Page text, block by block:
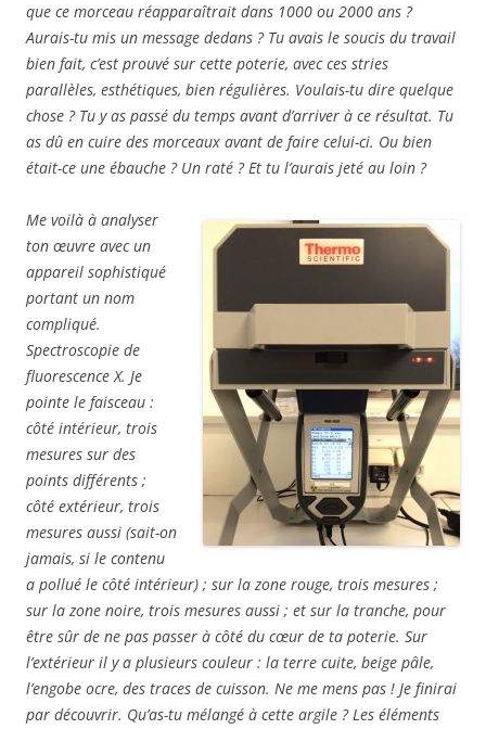
que ce morceau réapparaîtrait dans 1000 ou 2000 ans ?
Aurais-tu mis un message dedans ? Tu avais le soucis du travail
bien fait, c’est prouvé sur cette poterie, avec ces stries
parallèles, esthétiques, bien régulières. Voulais-tu dire quelque
chose ? Tu y as passé du temps avant d’arriver à ce résultat. Tu
as dû en cuire des morceaux avant de faire celui-ci. Ou bien
était-ce une ébauche ? Un raté ? Et tu l’aurais jeté au loin ?
Me voilà à analyser
ton œuvre avec un
appareil sophistiqué
portant un nom
compliqué.
Spectroscopie de
fluorescence X. Je
pointe le faisceau :
côté intérieur, trois
mesures sur des
points différents ;
côté extérieur, trois
mesures aussi (sait-on
jamais, si le contenu
a pollué le côté intérieur) ; sur la zone rouge, trois mesures ;
sur la zone noire, trois mesures aussi ; et sur la tranche, pour
être sûr de ne pas passer à côté du cœur de ta poterie. Sur
l’extérieur il y a plusieurs couleur : la terre cuite, beige pâle,
l’engobe ocre, des traces de cuisson. Ne me mens pas ! Je finirai
par découvrir. Qu’as-tu mélangé à cette argile ? Les éléments